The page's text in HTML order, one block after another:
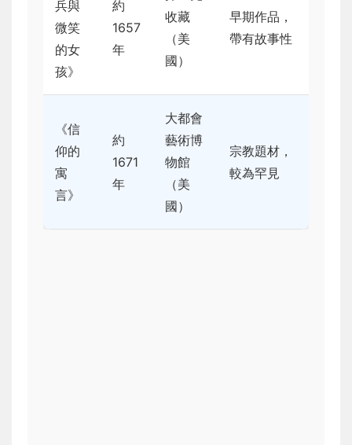
兵與
微笑
的女
孩》
約
1657
年
收藏
（美
國）
早期作品，
帶有故事性
《信
仰的
寓
言》
約
1671
年
大都會
藝術博
物館
（美
國）
宗教題材，
較為罕見